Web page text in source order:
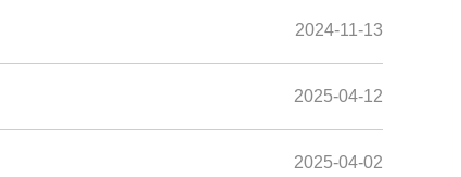
2024-11-13
2025-04-12
2025-04-02